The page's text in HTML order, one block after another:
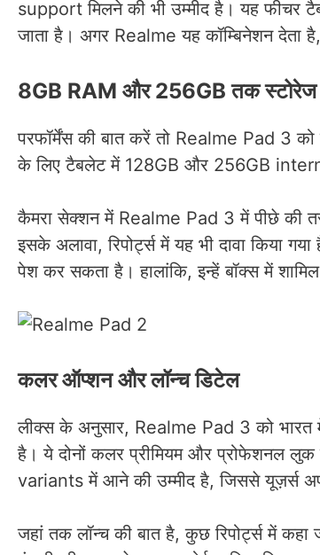
support मिलने की भी उम्मीद है। यह फीचर
जाता है। अगर Realme यह कॉम्बिनेशन देता
8GB RAM और 256GB तक स्टोरेज
परफॉर्मेंस की बात करें तो Realme Pad 3
के लिए टैबलेट में 128GB और 256GB
कैमरा सेक्शन में Realme Pad 3 में पीछे की
इसके अलावा, रिपोर्ट्स में यह भी दावा
पेश कर सकता है। हालांकि, इन्हें बॉक्स में
कलर ऑप्शन और लॉन्च डिटेल
लीक्स के अनुसार, Realme Pad 3 को
है। ये दोनों कलर प्रीमियम और प्रोफेशनल
variants में आने की उम्मीद है, जिससे यूज़र्स
जहां तक लॉन्च की बात है, कुछ रिपोर्ट्स में